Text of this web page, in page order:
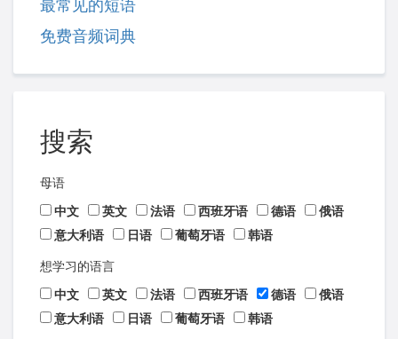
最常见的短语
免费音频词典
搜索
母语
中文
英文 法语 西班牙语 德语
俄语
意大利语
日语 葡萄牙语 韩语
想学习的语言
中文
英文 法语 西班牙语 德语
俄语
意大利语
日语 葡萄牙语 韩语